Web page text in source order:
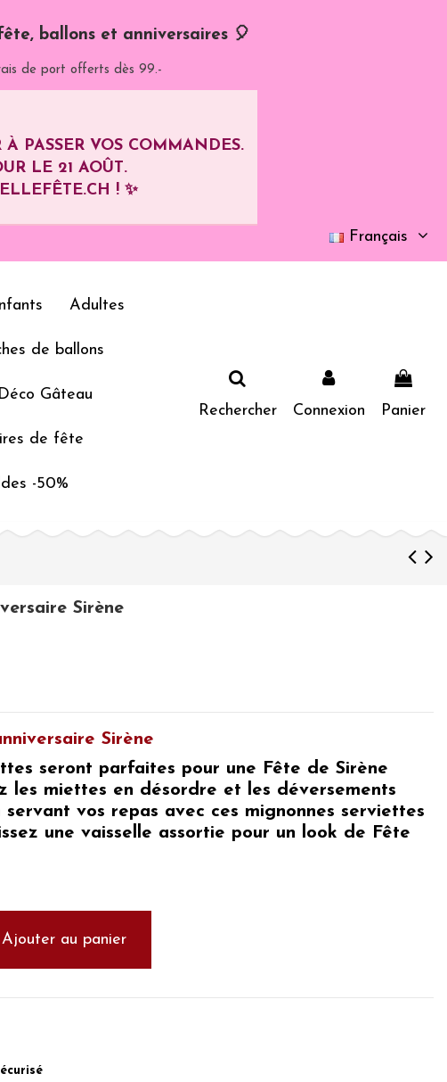
ballons et anniversaires 🎈
de port offerts dès 99.-
PASSER VOS COMMANDES.
LE 21 AOÛT.
! ✨
Français
Adultes
de ballons
Déco Gâteau
de fête
-50%
Rechercher Connexion Panier
Sirène
Sirène
seront parfaites pour une Fête de Sirène
les miettes en désordre et les déversements
servant vos repas avec ces mignonnes serviettes
une vaisselle assortie pour un look de Fête
Ajouter au panier